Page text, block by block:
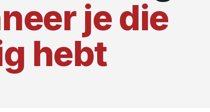
je die
hebt